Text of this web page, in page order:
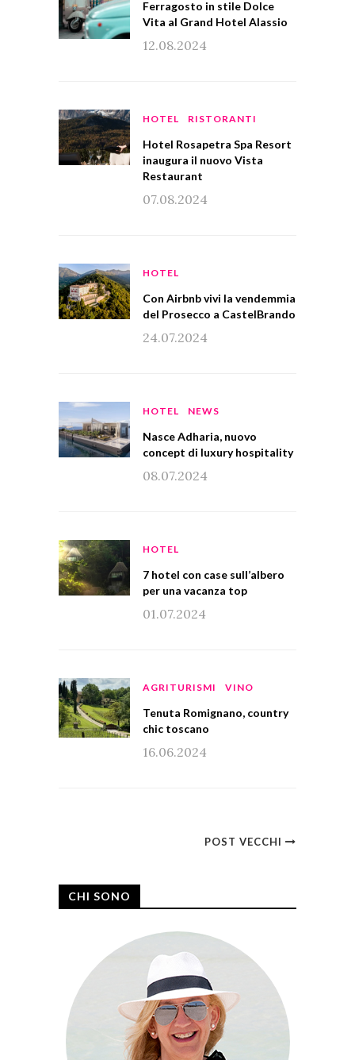
Ferragosto in stile Dolce
Vita al Grand Hotel Alassio
12.08.2024
HOTEL RISTORANTI
Hotel Rosapetra Spa Resort
inaugura il nuovo Vista
Restaurant
07.08.2024
HOTEL
Con Airbnb vivi la vendemmia
del Prosecco a CastelBrando
24.07.2024
HOTEL NEWS
Nasce Adharia, nuovo
concept di luxury hospitality
08.07.2024
HOTEL
7 hotel con case sull’albero
per una vacanza top
01.07.2024
AGRITURISMI VINO
Tenuta Romignano, country
chic toscano
16.06.2024
POST VECCHI
CHI SONO